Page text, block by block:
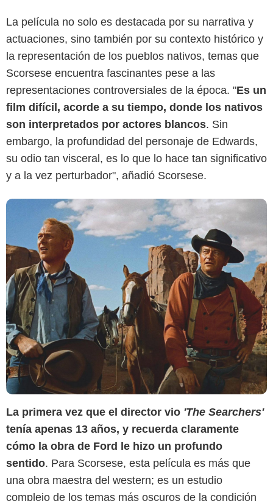
La película no solo es destacada por su narrativa y
actuaciones, sino también por su contexto histórico y
la representación de los pueblos nativos, temas que
Scorsese encuentra fascinantes pese a las
representaciones controversiales de la época. "Es un
film difícil, acorde a su tiempo, donde los nativos
son interpretados por actores blancos. Sin
embargo, la profundidad del personaje de Edwards,
su odio tan visceral, es lo que lo hace tan significativo
y a la vez perturbador", añadió Scorsese.
La primera vez que el director vio 'The Searchers'
tenía apenas 13 años, y recuerda claramente
cómo la obra de Ford le hizo un profundo
sentido. Para Scorsese, esta película es más que
una obra maestra del western; es un estudio
complejo de los temas más oscuros de la condición